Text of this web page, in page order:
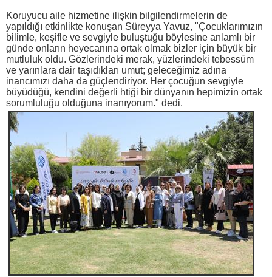
Koruyucu aile hizmetine ilişkin bilgilendirmelerin de
yapıldığı etkinlikte konuşan Süreyya Yavuz, "Çocuklarımızın
bilimle, keşifle ve sevgiyle buluştuğu böylesine anlamlı bir
günde onların heyecanına ortak olmak bizler için büyük bir
mutluluk oldu. Gözlerindeki merak, yüzlerindeki tebessüm
ve yarınlara dair taşıdıkları umut; geleceğimiz adına
inancımızı daha da güçlendiriyor. Her çocuğun sevgiyle
büyüdüğü, kendini değerli htiği bir dünyanın hepimizin ortak
sorumluluğu olduğuna inanıyorum." dedi.